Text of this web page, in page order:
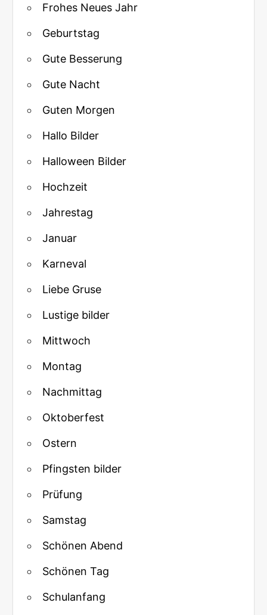
Frohes Neues Jahr
Geburtstag
Gute Besserung
Gute Nacht
Guten Morgen
Hallo Bilder
Halloween Bilder
Hochzeit
Jahrestag
Januar
Karneval
Liebe Gruse
Lustige bilder
Mittwoch
Montag
Nachmittag
Oktoberfest
Ostern
Pfingsten bilder
Prüfung
Samstag
Schönen Abend
Schönen Tag
Schulanfang